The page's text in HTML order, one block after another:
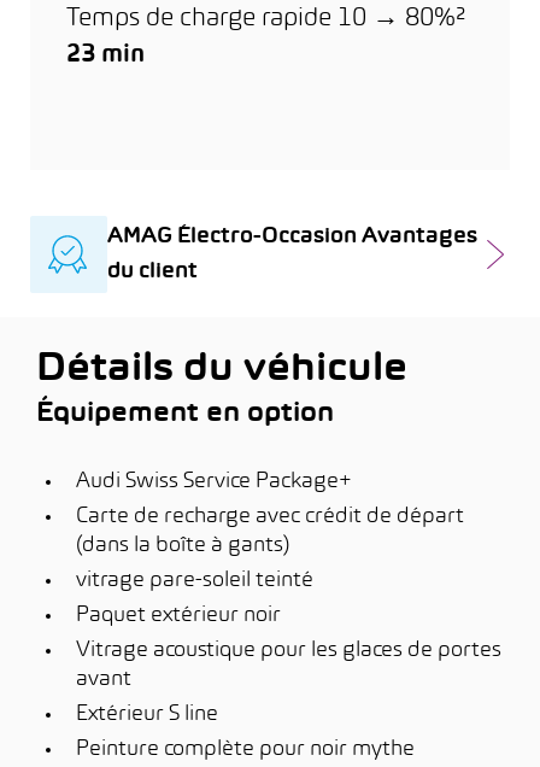
Temps de charge rapide 10 → 80%²
23 min
AMAG Électro-Occasion Avantages
du client
Détails du véhicule
Équipement en option
Audi Swiss Service Package+
Carte de recharge avec crédit de départ
(dans la boîte à gants)
vitrage pare-soleil teinté
Paquet extérieur noir
Vitrage acoustique pour les glaces de portes
avant
Extérieur S line
Peinture complète pour noir mythe